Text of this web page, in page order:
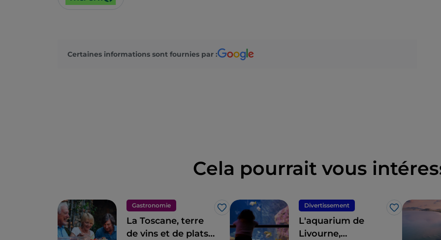
Certaines informations sont fournies par :
Cela pourrait vous
Gastronomie
J’aime
La Toscane, terre
de vins et de plats
Divertissement
J’aime
L'aquarium de
Livourne,